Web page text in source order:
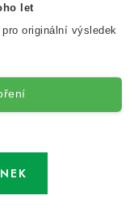
let
pro originální výsledek